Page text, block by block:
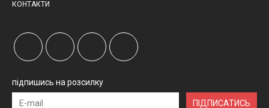
КОНТАКТИ
підпишись на розсилку
ПІДПИСАТИСЬ